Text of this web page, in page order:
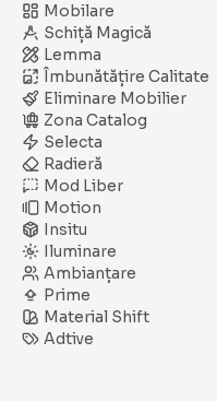
Mobilare
Schiță Magică
Lemma
Îmbunătățire Calitate
Eliminare Mobilier
Zona Catalog
Selecta
Radieră
Mod Liber
Motion
Insitu
Iluminare
Ambianțare
Prime
Material Shift
Adtive